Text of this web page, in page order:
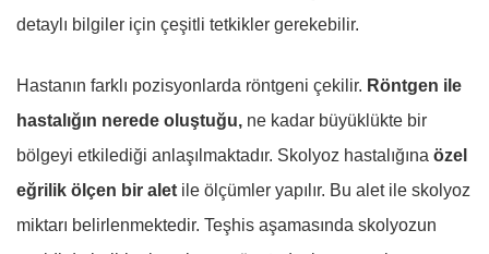
detaylı bilgiler için çeşitli tetkikler gerekebilir.
Hastanın farklı pozisyonlarda röntgeni çekilir. Röntgen ile
hastalığın nerede oluştuğu, ne kadar büyüklükte bir
bölgeyi etkilediği anlaşılmaktadır. Skolyoz hastalığına özel
eğrilik ölçen bir alet ile ölçümler yapılır. Bu alet ile skolyoz
miktarı belirlenmektedir. Teşhis aşamasında skolyozun